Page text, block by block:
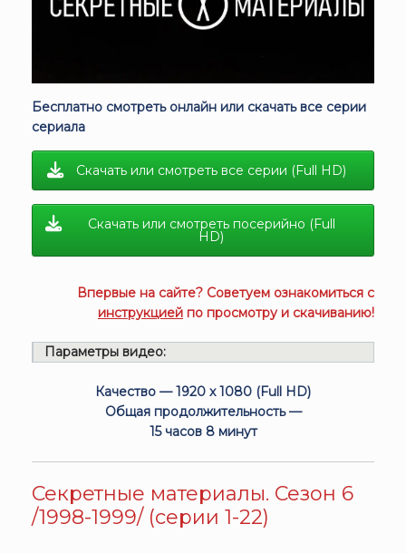
Бесплатно смотреть онлайн или скачать все серии
сериала
Скачать или смотреть все серии (Full HD)
Скачать или смотреть посерийно (Full
HD)
Впервые на сайте? Советуем ознакомиться с
инструкцией по просмотру и скачиванию!
Параметры видео:
Качество — 1920 x 1080 (Full HD)
Общая продолжительность —
15 часов 8 минут
Секретные материалы. Сезон 6
/1998-1999/ (серии 1-22)